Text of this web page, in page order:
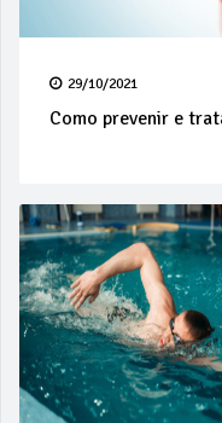
29/10/2021
Como prevenir e